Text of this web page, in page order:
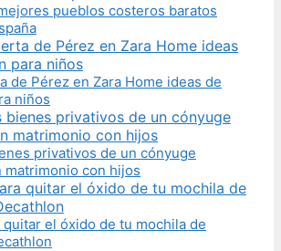
pueblos costeros baratos
de Pérez en Zara Home ideas de
niños
privativos de un cónyuge
matrimonio con hijos
quitar el óxido de tu mochila de